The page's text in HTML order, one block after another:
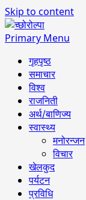
Skip to content
Primary Menu
गृहपृष्ठ
समाचार
विश्व
राजनिती
अर्थ/बाणिज्य
स्वास्थ्य
मनोरन्जन
विचार
खेलकुद
पर्यटन
प्रविधि